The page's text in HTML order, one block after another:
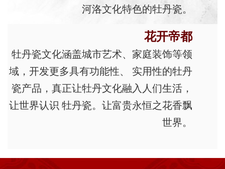
河洛文化特色的牡丹瓷。
花开帝都
牡丹瓷文化涵盖城市艺术、家庭装饰等领
域，开发更多具有功能性、 实用性的牡丹
瓷产品，真正让牡丹文化融入人们生活，
让世界认识 牡丹瓷。让富贵永恒之花香飘
世界。